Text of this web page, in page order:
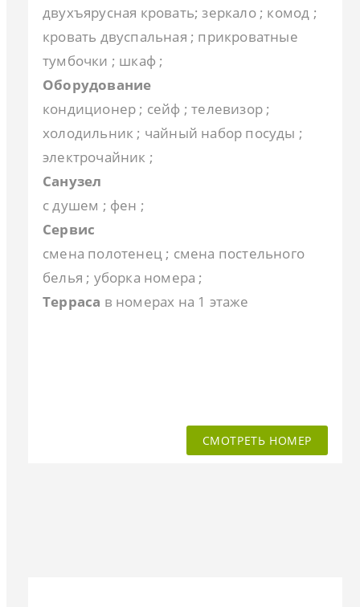
двухъярусная кровать; зеркало ; комод ;
кровать двуспальная ; прикроватные
тумбочки ; шкаф ;
Оборудование
кондиционер ; сейф ; телевизор ;
холодильник ; чайный набор посуды ;
электрочайник ;
Санузел
с душем ; фен ;
Сервис
смена полотенец ; смена постельного
белья ; уборка номера ;
Терраса в номерах на 1 этаже
СМОТРЕТЬ НОМЕР